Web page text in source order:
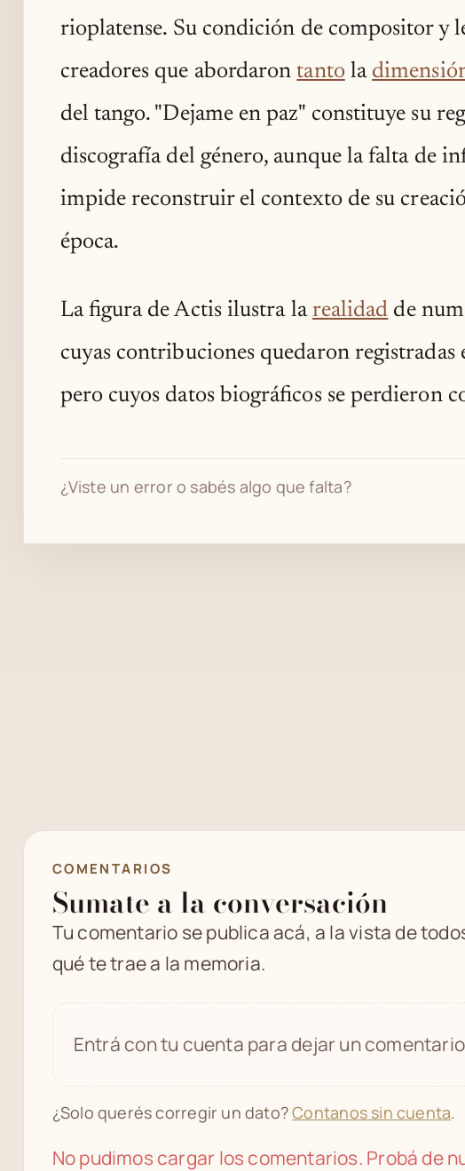
rioplatense. Su condición de compositor y
creadores que abordarontantola
del tango. "Dejame en paz" constituye su
discografía del género, aunque la falta de
impide reconstruir el contexto de su
época.
La figura de Actis ilustra larealidad de
cuyas contribuciones quedaron
pero cuyos datos biográficos se perdieron
¿Viste un error o sabés algo que falta?
COMENTARIOS
Sumate a la conversación
Tu comentario se publica acá, a la vista de
qué te trae a la memoria.
Entrá con tu cuenta para dejar un
¿Solo querés corregir un dato?Contanos sin cuenta.
No pudimos cargar los comentarios. Probá de